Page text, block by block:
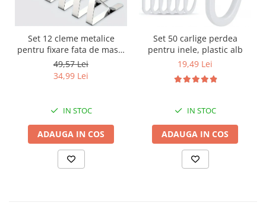
Set 12 cleme metalice
pentru fixare fata de masa,
7.2x4.6x1.2 cm, accesoriu
Horeca, pentru restaurante,
49,57 Lei
34,99 Lei
IN STOC
ADAUGA IN COS
Set 50 carlige perdea
pentru inele, plastic alb
19,49 Lei
IN STOC
ADAUGA IN COS